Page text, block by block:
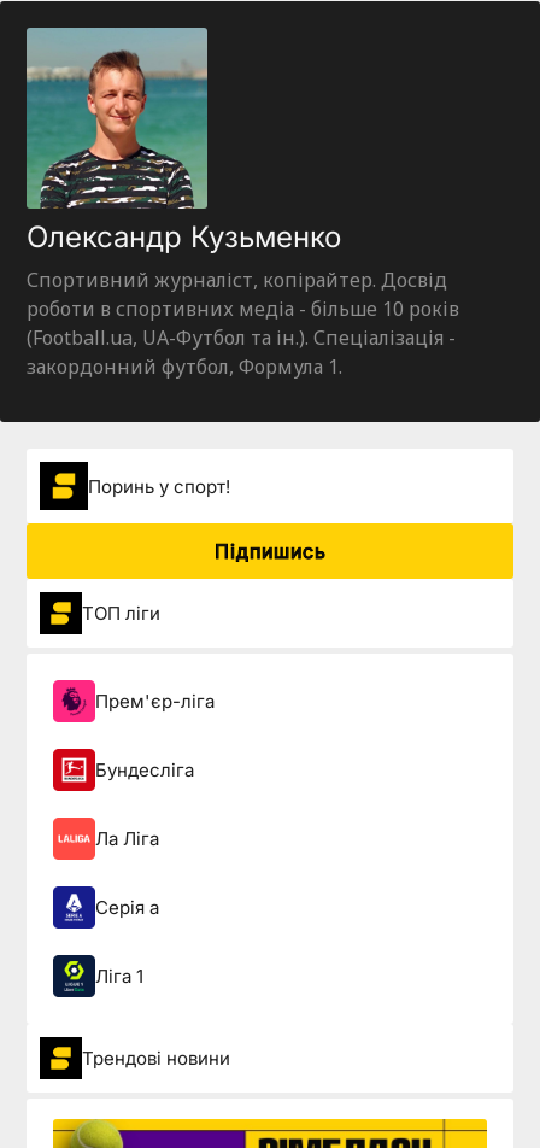
Олександр Кузьменко
Спортивний журналіст, копірайтер. Досвід
роботи в спортивних медіа - більше 10 років
(Football.ua, UA-Футбол та ін.). Спеціалізація -
закордонний футбол, Формула 1.
Поринь у спорт!
Підпишись
ТОП ліги
Прем'єр-ліга
Бундесліга
Ла Ліга
Серія а
Ліга 1
Трендові новини